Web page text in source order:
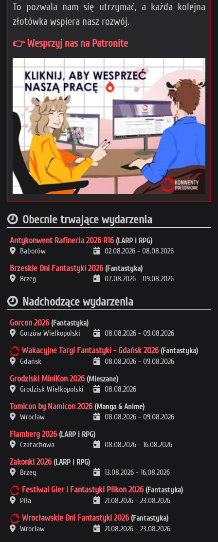
To pozwala nam się utrzymać, a każda kolejna
złotówka wspiera nasz rozwój.
👉 Wesprzyj nas na Patronite
Obecnie trwające wydarzenia
Antykonwent Rafineria 2026 R16 (LARP i RPG)
Baborów
02.08.2026 - 08.08.2026
Brzeskie Dni Fantastyki 2026 (Fantastyka)
Brzeg
07.08.2026 - 09.08.2026
Nadchodzące wydarzenia
Gorcon 2026 (Fantastyka)
Gorzów Wielkopolski
08.08.2026 - 09.08.2026
Wakacyjne Targi Fantastyki - Gdańsk 2026 (Fantastyka)
Gdańsk
08.08.2026 - 09.08.2026
Grodziski MiniKon 2026 (Mieszane)
Grodzisk Wielkopolski
08.08.2026
Tomicon by Namicon 2026 (Manga & Anime)
Wrocław
08.08.2026 - 09.08.2026
Flamberg 2026 (LARP i RPG)
Czatachowa
08.08.2026 - 16.08.2026
Zakonki 2026 (LARP i RPG)
Brzeg
13.08.2026 - 16.08.2026
Festiwal Gier i Fantastyki Pilkon 2026 (Fantastyka)
Piła
21.08.2026 - 23.08.2026
Wrocławskie Dni Fantastyki 2026 (Fantastyka)
Wrocław
21.08.2026 - 23.08.2026